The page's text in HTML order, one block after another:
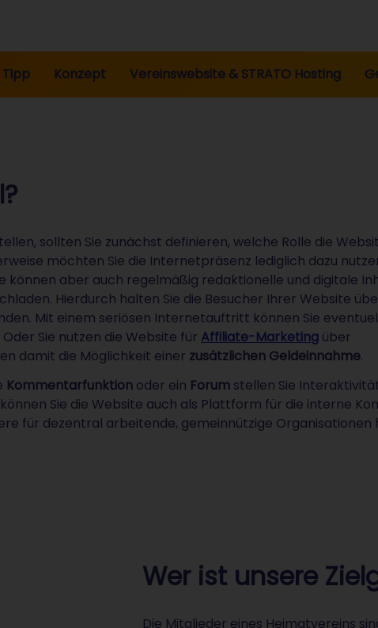
Tipp Konzept Vereinswebsite & STRATO Hosting
sollten Sie zunächst definieren, welche Rolle die
möchten Sie die Internetpräsenz lediglich dazu
können aber auch regelmäßig redaktionelle und digitale
Hierdurch halten Sie die Besucher Ihrer Website
Mit einem seriösen Internetauftritt können Sie
Sie nutzen die Website für Affiliate-Marketing über
damit die Möglichkeit einer zusätzlichen Geldeinnahme.
Kommentarfunktion oder ein Forum stellen Sie
Sie die Website auch als Plattform für die interne
für dezentral arbeitende, gemeinnützige Organisationen
Wer ist unsere
Die Mitglieder eines Heimatvereins